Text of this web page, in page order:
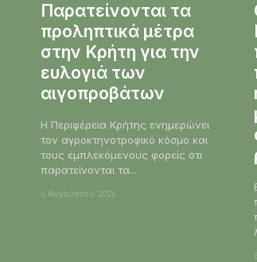
Παρατείνονται τα
προληπτικά μέτρα
στην Κρήτη για την
ευλογιά των
αιγοπροβάτων
Η Περιφέρεια Κρήτης ενημερώνει
τον αγροκτηνοτροφικό κόσμο και
τους εμπλεκόμενους φορείς ότι
παρατείνονται τα...
6 Αυγούστου 2026